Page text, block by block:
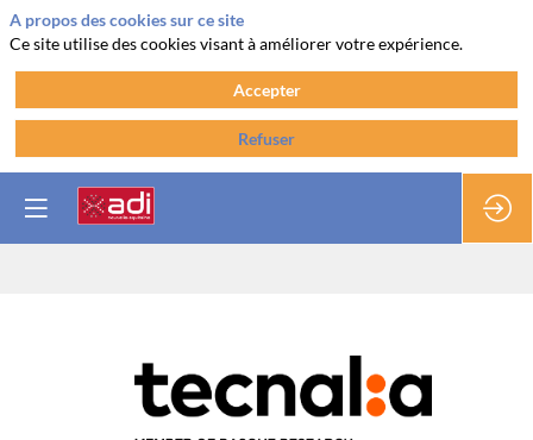
Tecnalia
A propos des cookies sur ce site
Ce site utilise des cookies visant à améliorer votre expérience.
Accepter
Refuser